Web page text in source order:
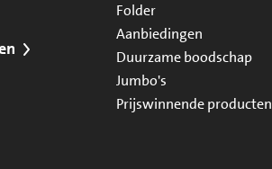
Folder
Aanbiedingen
Duurzame boodschap
Jumbo's
Prijswinnende producten